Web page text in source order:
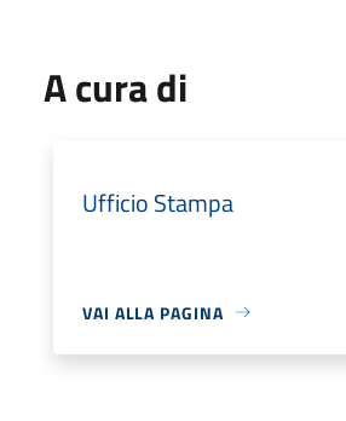
A cura di
Ufficio Stampa
VAI ALLA PAGINA